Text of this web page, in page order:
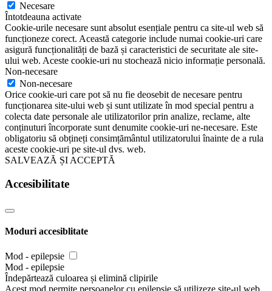
Necesare
Întotdeauna activate
Cookie-urile necesare sunt absolut esențiale pentru ca site-ul web să
funcționeze corect. Această categorie include numai cookie-uri care
asigură funcționalități de bază și caracteristici de securitate ale site-
ului web. Aceste cookie-uri nu stochează nicio informație personală.
Non-necesare
Non-necesare
Orice cookie-uri care pot să nu fie deosebit de necesare pentru
funcționarea site-ului web și sunt utilizate în mod special pentru a
colecta date personale ale utilizatorilor prin analize, reclame, alte
conținuturi încorporate sunt denumite cookie-uri ne-necesare. Este
obligatoriu să obțineți consimțământul utilizatorului înainte de a rula
aceste cookie-uri pe site-ul dvs. web.
SALVEAZĂ ȘI ACCEPTĂ
Accesibilitate
Moduri accesiblitate
Mod - epilepsie
Mod - epilepsie
Îndepărtează culoarea și elimină clipirile